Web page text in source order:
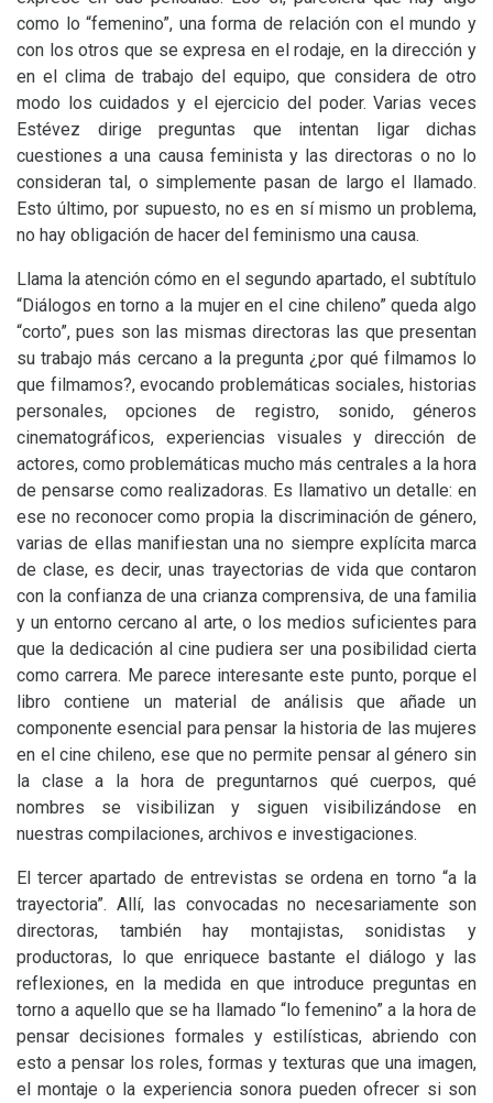
como lo “femenino”, una forma de relación con el mundo y
con los otros que se expresa en el rodaje, en la dirección y
en el clima de trabajo del equipo, que considera de otro
modo los cuidados y el ejercicio del poder. Varias veces
Estévez dirige preguntas que intentan ligar dichas
cuestiones a una causa feminista y las directoras o no lo
consideran tal, o simplemente pasan de largo el llamado.
Esto último, por supuesto, no es en sí mismo un problema,
no hay obligación de hacer del feminismo una causa.
Llama la atención cómo en el segundo apartado, el subtítulo
“Diálogos en torno a la mujer en el cine chileno” queda algo
“corto”, pues son las mismas directoras las que presentan
su trabajo más cercano a la pregunta ¿por qué filmamos lo
que filmamos?, evocando problemáticas sociales, historias
personales, opciones de registro, sonido, géneros
cinematográficos, experiencias visuales y dirección de
actores, como problemáticas mucho más centrales a la hora
de pensarse como realizadoras. Es llamativo un detalle: en
ese no reconocer como propia la discriminación de género,
varias de ellas manifiestan una no siempre explícita marca
de clase, es decir, unas trayectorias de vida que contaron
con la confianza de una crianza comprensiva, de una familia
y un entorno cercano al arte, o los medios suficientes para
que la dedicación al cine pudiera ser una posibilidad cierta
como carrera. Me parece interesante este punto, porque el
libro contiene un material de análisis que añade un
componente esencial para pensar la historia de las mujeres
en el cine chileno, ese que no permite pensar al género sin
la clase a la hora de preguntarnos qué cuerpos, qué
nombres se visibilizan y siguen visibilizándose en
nuestras compilaciones, archivos e investigaciones.
El tercer apartado de entrevistas se ordena en torno “a la
trayectoria”. Allí, las convocadas no necesariamente son
directoras, también hay montajistas, sonidistas y
productoras, lo que enriquece bastante el diálogo y las
reflexiones, en la medida en que introduce preguntas en
torno a aquello que se ha llamado “lo femenino” a la hora de
pensar decisiones formales y estilísticas, abriendo con
esto a pensar los roles, formas y texturas que una imagen,
el montaje o la experiencia sonora pueden ofrecer si son